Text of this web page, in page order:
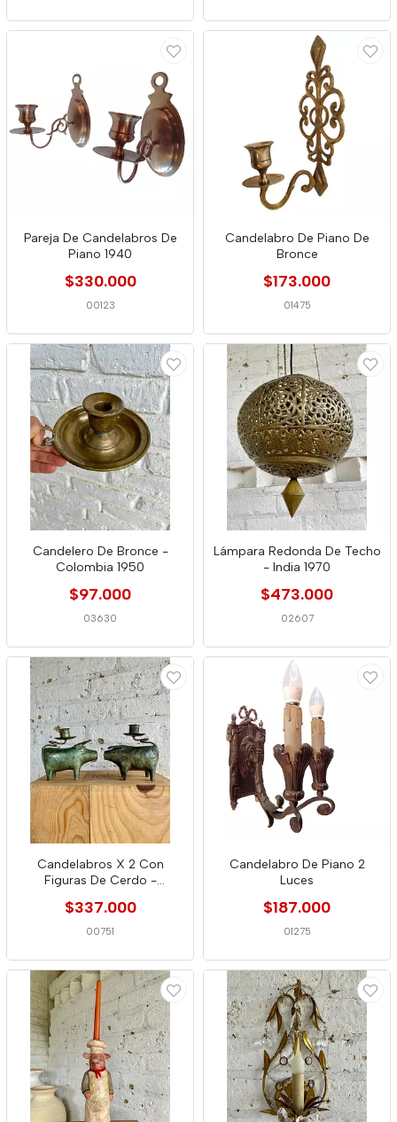
Pareja De Candelabros De
Piano 1940
$330.000
00123
Candelabro De Piano De
Bronce
$173.000
01475
Candelero De Bronce -
Colombia 1950
$97.000
03630
Lámpara Redonda De Techo
- India 1970
$473.000
02607
Candelabros X 2 Con
Figuras De Cerdo -
Indonesia 1990
$337.000
00751
Candelabro De Piano 2
Luces
$187.000
01275